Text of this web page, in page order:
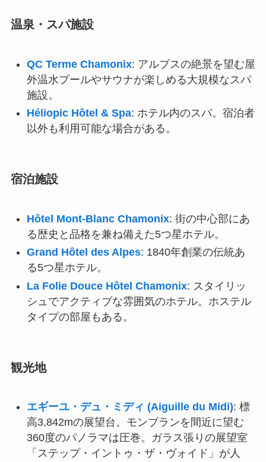
温泉・スパ施設
QC Terme Chamonix: アルプスの絶景を望む屋
外温水プールやサウナが楽しめる大規模なスパ
施設。
Héliopic Hôtel & Spa: ホテル内のスパ。宿泊者
以外も利用可能な場合がある。
宿泊施設
Hôtel Mont-Blanc Chamonix: 街の中心部にあ
る歴史と品格を兼ね備えた5つ星ホテル。
Grand Hôtel des Alpes: 1840年創業の伝統あ
る5つ星ホテル。
La Folie Douce Hôtel Chamonix: スタイリッ
シュでアクティブな雰囲気のホテル。ホステル
タイプの部屋もある。
観光地
エギーユ・デュ・ミディ (Aiguille du Midi): 標
高3,842mの展望台。モンブランを間近に望む
360度のパノラマは圧巻。ガラス張りの展望室
「ステップ・イントゥ・ザ・ヴォイド」が人